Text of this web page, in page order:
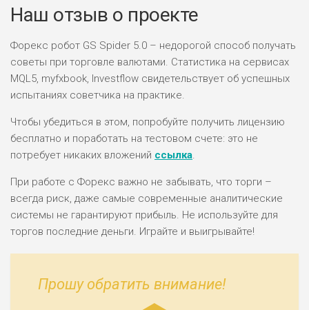
Наш отзыв о проекте
Форекс робот GS Spider 5.0 – недорогой способ получать
советы при торговле валютами. Статистика на сервисах
MQL5, myfxbook, Investflow свидетельствует об успешных
испытаниях советчика на практике.
Чтобы убедиться в этом, попробуйте получить лицензию
бесплатно и поработать на тестовом счете: это не
потребует никаких вложений ссылка.
При работе с Форекс важно не забывать, что торги –
всегда риск, даже самые современные аналитические
системы не гарантируют прибыль. Не используйте для
торгов последние деньги. Играйте и выигрывайте!
Прошу обратить внимание!